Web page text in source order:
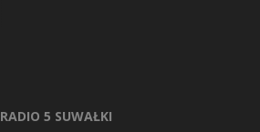
RADIO 5 SUWAŁKI